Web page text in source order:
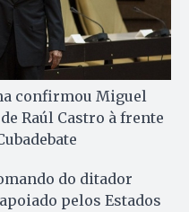
confirmou Miguel
Raúl Castro à frente
do ditador
pelos Estados